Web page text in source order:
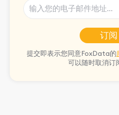
订阅
提交即表示您同意FoxData的
可以随时取消订